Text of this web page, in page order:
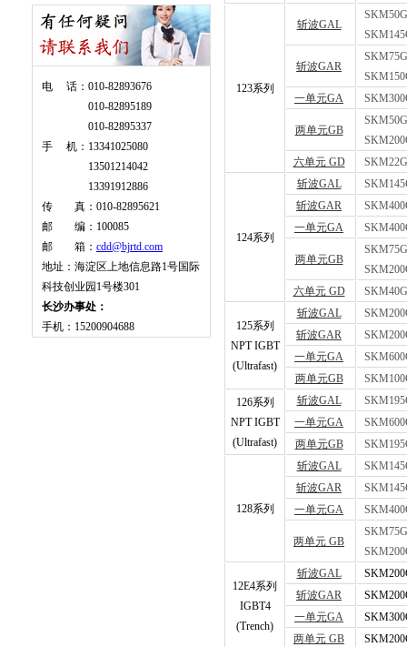
电 话：010-82893676
010-82895189
010-82895337
手 机：13341025080
13501214042
13391912886
传 真：010-82895621
邮 编：100085
邮 箱： cdd@bjrtd.com
地址：海淀区上地信息路1号国际
科技创业园1号楼301
长沙办事处：
手机：15200904688
123系列
斩波GAL
斩波GAR
一单元GA
两单元GB
六单元 GD
124系列
斩波GAL
斩波GAR
一单元GA
两单元GB
六单元 GD
125系列
NPT IGBT
(Ultrafast)
斩波GAL
斩波GAR
一单元GA
两单元GB
126系列
NPT IGBT
(Ultrafast)
斩波GAL
一单元GA
两单元GB
128系列
斩波GAL
斩波GAR
一单元GA
两单元 GB
12E4系列
IGBT4
(Trench)
斩波GAL
斩波GAR
一单元GA
两单元 GB